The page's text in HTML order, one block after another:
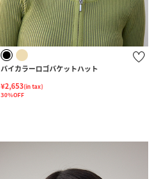
バイカラーロゴバケットハット
¥2,653(in tax)
30%OFF